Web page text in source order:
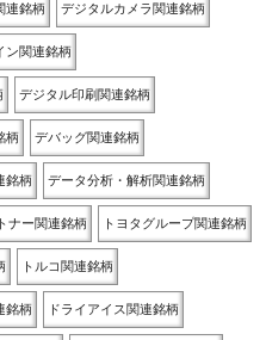
連銘柄 デジタルカメラ関連銘柄
ン関連銘柄
デジタル印刷関連銘柄
柄 デバッグ関連銘柄
銘柄 データ分析・解析関連銘柄
トナー関連銘柄 トヨタグループ関連銘柄
トルコ関連銘柄
銘柄 ドライアイス関連銘柄